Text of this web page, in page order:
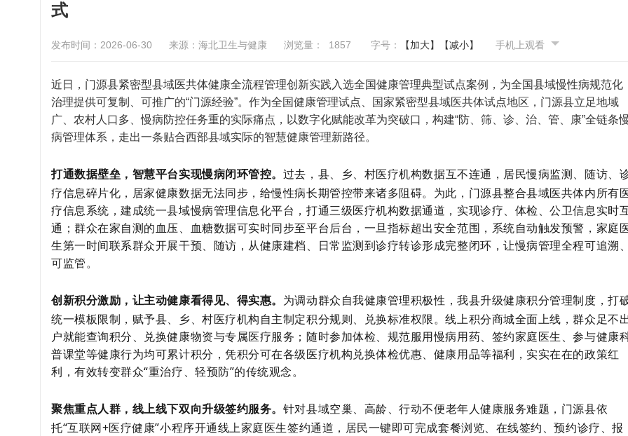
式
发布时间：2026-06-30 来源：海北卫生与健康 浏览量： 1857 字号： 【加大】 【减小】 手机上观看
近日，门源县紧密型县域医共体健康全流程管理创新实践入选全国健康管理典型试点案例，为全国县域慢性病规范化
治理提供可复制、可推广的“门源经验”。作为全国健康管理试点、国家紧密型县域医共体试点地区，门源县立足地域
广、农村人口多、慢病防控任务重的实际痛点，以数字化赋能改革为突破口，构建“防、筛、诊、治、管、康”全链条慢
病管理体系，走出一条贴合西部县域实际的智慧健康管理新路径。
打通数据壁垒，智慧平台实现慢病闭环管控。 过去，县、乡、村医疗机构数据互不连通，居民慢病监测、随访、
疗信息碎片化，居家健康数据无法同步，给慢性病长期管控带来诸多阻碍。为此，门源县整合县域医共体内所有
疗信息系统，建成统一县域慢病管理信息化平台，打通三级医疗机构数据通道，实现诊疗、体检、公卫信息实时
通；群众在家自测的血压、血糖数据可实时同步至平台后台，一旦指标超出安全范围，系统自动触发预警，家庭
生第一时间联系群众开展干预、随访，从健康建档、日常监测到诊疗转诊形成完整闭环，让慢病管理全程可追溯、
可监管。
创新积分激励，让主动健康看得见、得实惠。 为调动群众自我健康管理积极性，我县升级健康积分管理制度，打
统一模板限制，赋予县、乡、村医疗机构自主制定积分规则、兑换标准权限。线上积分商城全面上线，群众足不
户就能查询积分、兑换健康物资与专属医疗服务；随时参加体检、规范服用慢病用药、签约家庭医生、参与健康
普课堂等健康行为均可累计积分，凭积分可在各级医疗机构兑换体检优惠、健康用品等福利，实实在在的政策红
利，有效转变群众“重治疗、轻预防”的传统观念。
聚焦重点人群，线上线下双向升级签约服务。 针对县域空巢、高龄、行动不便老年人健康服务难题，门源县依
托“互联网+医疗健康”小程序开通线上家庭医生签约通道，居民一键即可完成套餐浏览、在线签约、预约诊疗、报